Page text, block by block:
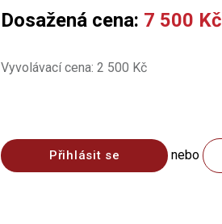
Dosažená cena: 7 500 Kč
Vyvolávací cena: 2 500 Kč
Přihlásit se nebo